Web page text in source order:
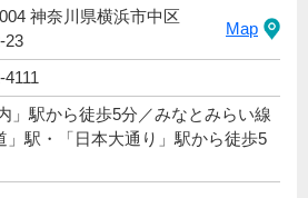
神奈川県横浜市中区
23
Map
」駅から徒歩5分／みなとみらい線
」駅・「日本大通り」駅から徒歩5